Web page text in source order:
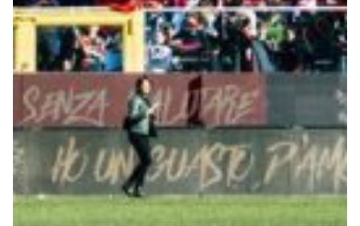
Isolani x Genoa
Gift Card Online Store